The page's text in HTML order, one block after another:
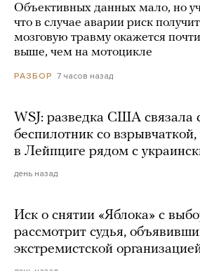
Объективных данных мало, но
что в случае аварии риск
мозговую травму окажется
выше, чем на мотоцикле
РАЗБОР 7 часов назад
WSJ: разведка США связала
беспилотник со
в Лейпциге рядом с
день назад
Иск о снятии «Яблока» с
рассмотрит судья,
экстремистской